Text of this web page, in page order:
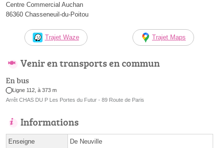
Centre Commercial Auchan
86360 Chasseneuil-du-Poitou
Trajet Waze Trajet Maps
Venir en transports en commun
En bus
Ligne 112, à 373 m
Arrêt CHAS DU P Les Portes du Futur - 89 Route de Paris
Informations
Enseigne De Neuville